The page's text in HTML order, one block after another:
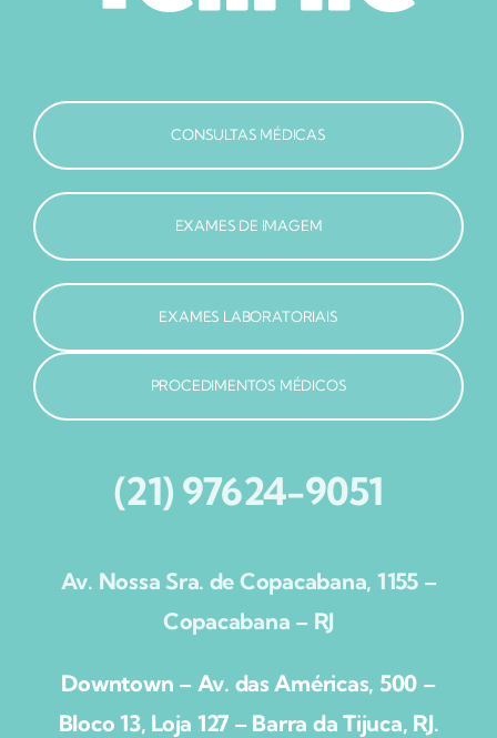
CONSULTAS MÉDICAS
EXAMES DE IMAGEM
EXAMES LABORATORIAIS
PROCEDIMENTOS MÉDICOS
(21) 97624-9051
Av. Nossa Sra. de Copacabana, 1155 –
Copacabana – RJ
Downtown – Av. das Américas, 500 –
Bloco 13, Loja 127 – Barra da Tijuca, RJ.